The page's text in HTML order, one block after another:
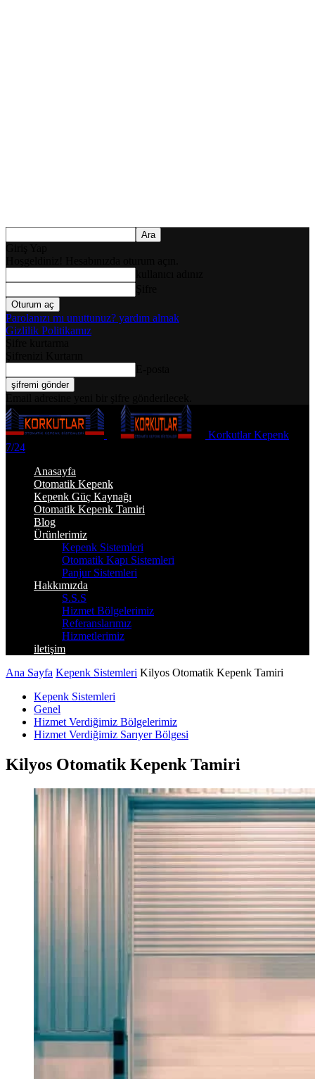
Parolanızı mı unuttunuz? yardım almak
Gizlilik Politikamız
Korkutlar Kepenk
7/24
Anasayfa
Otomatik Kepenk
Kepenk Güç Kaynağı
Otomatik Kepenk Tamiri
Blog
Ürünlerimiz
Kepenk Sistemleri
Otomatik Kapı Sistemleri
Panjur Sistemleri
Hakkımızda
S.S.S
Hizmet Bölgelerimiz
Referanslarımız
Hizmetlerimiz
iletişim
Ana Sayfa Kepenk Sistemleri Kilyos Otomatik Kepenk Tamiri
Kepenk Sistemleri
Genel
Hizmet Verdiğimiz Bölgelerimiz
Hizmet Verdiğimiz Sarıyer Bölgesi
Kilyos Otomatik Kepenk Tamiri